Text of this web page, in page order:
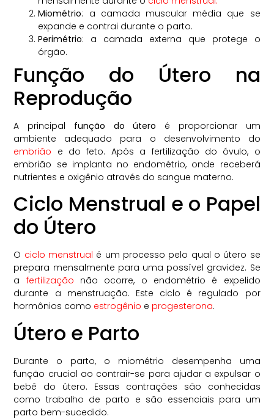
Miométrio: a camada muscular média que se
expande e contrai durante o parto.
Perimétrio: a camada externa que protege o
órgão.
Função do Útero na
Reprodução
A principal função do útero é proporcionar um
ambiente adequado para o desenvolvimento do
embrião e do feto. Após a fertilização do óvulo, o
embrião se implanta no endométrio, onde receberá
nutrientes e oxigênio através do sangue materno.
Ciclo Menstrual e o Papel
do Útero
O ciclo menstrual é um processo pelo qual o útero se
prepara mensalmente para uma possível gravidez. Se
a fertilização não ocorre, o endométrio é expelido
durante a menstruação. Este ciclo é regulado por
hormônios como estrogênio e progesterona.
Útero e Parto
Durante o parto, o miométrio desempenha uma
função crucial ao contrair-se para ajudar a expulsar o
bebê do útero. Essas contrações são conhecidas
como trabalho de parto e são essenciais para um
parto bem-sucedido.